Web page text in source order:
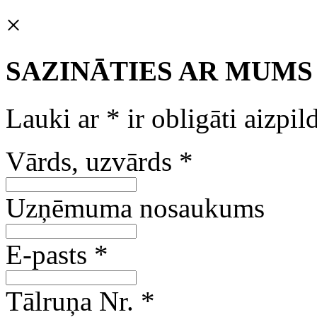
×
SAZINĀTIES AR MUMS
Lauki ar * ir obligāti
Vārds, uzvārds *
Uzņēmuma nosaukums
E-pasts *
Tālruņa Nr. *